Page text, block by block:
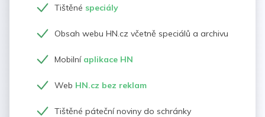
Tištěné speciály
Obsah webu HN.cz včetně speciálů a archivu
Mobilní aplikace HN
Web HN.cz bez reklam
Tištěné páteční noviny do schránky